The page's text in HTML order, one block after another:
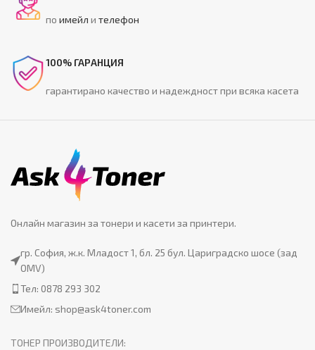
поимейл ителефон
100% ГАРАНЦИЯ
гарантирано качество и надеждност при всяка касета
Онлайн магазин за тонери и касети за принтери.
гр. София, ж.к. Младост 1, бл. 25 бул. Цариградско шосе (зад
OMV)
Тел: 0878 293 302
Имейл: shop@ask4toner.com
ТОНЕР ПРОИЗВОДИТЕЛИ: